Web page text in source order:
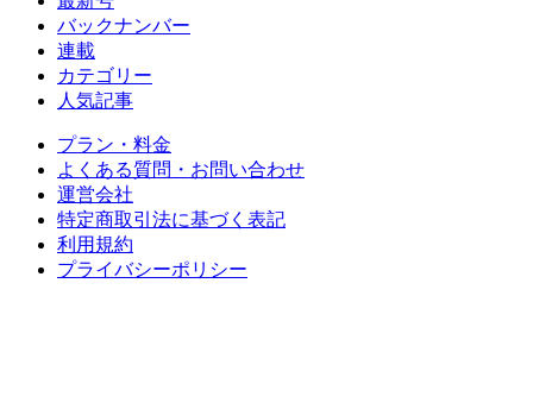
バックナンバー
連載
カテゴリー
人気記事
プラン・料金
よくある質問・お問い合わせ
運営会社
特定商取引法に基づく表記
利用規約
プライバシーポリシー